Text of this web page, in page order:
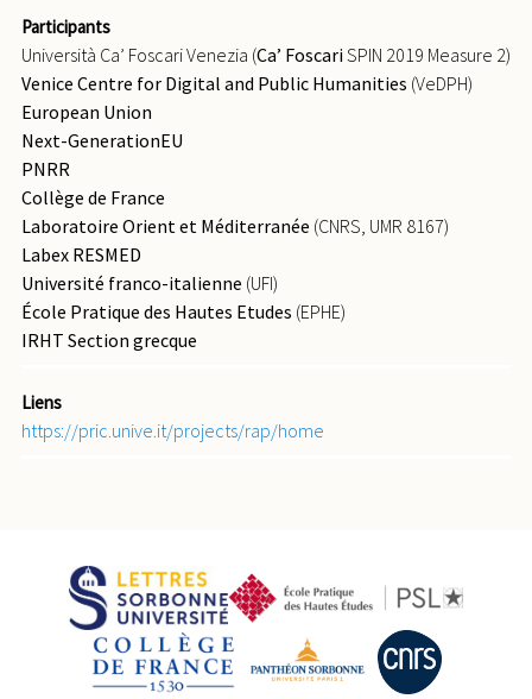
Participants
Università Ca’ Foscari Venezia (Ca’ FoscariSPIN 2019 Measure 2)
Venice Centre for Digital and Public Humanities (VeDPH)
European Union
Next-GenerationEU
PNRR
Collège de France
Laboratoire Orient et Méditerranée (CNRS, UMR 8167)
Labex RESMED
Université franco-italienne (UFI)
École Pratique des Hautes Etudes (EPHE)
IRHT Section grecque
Liens
https://pric.unive.it/projects/rap/home